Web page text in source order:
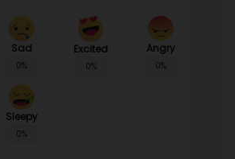
Sad
0%
Excited
0%
Angry
0%
Sleepy
0%